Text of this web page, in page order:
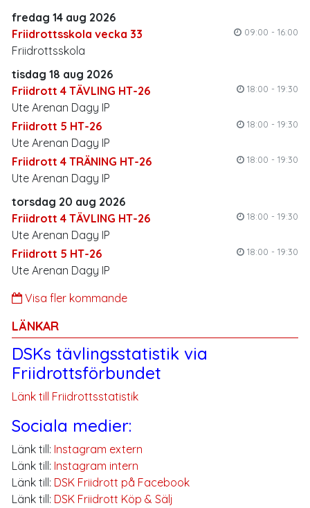
fredag 14 aug 2026
Friidrottsskola vecka 33
09:00 - 16:00
Friidrottsskola
tisdag 18 aug 2026
Friidrott 4 TÄVLING HT-26
18:00 - 19:30
Ute Arenan Dagy IP
Friidrott 5 HT-26
18:00 - 19:30
Ute Arenan Dagy IP
Friidrott 4 TRÄNING HT-26
18:00 - 19:30
Ute Arenan Dagy IP
torsdag 20 aug 2026
Friidrott 4 TÄVLING HT-26
18:00 - 19:30
Ute Arenan Dagy IP
Friidrott 5 HT-26
18:00 - 19:30
Ute Arenan Dagy IP
Visa fler kommande
LÄNKAR
DSKs tävlingsstatistik via
Friidrottsförbundet
Länk till Friidrottsstatistik
Sociala medier:
Länk till: Instagram extern
Länk till: Instagram intern
Länk till: DSK Friidrott på Facebook
Länk till: DSK Friidrott Köp & Sälj